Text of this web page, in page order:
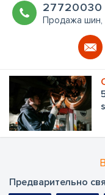
27720030
Продажа шин,
Предварительно